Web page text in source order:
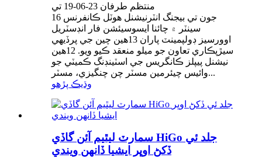
منتظم طرفان 23-06-19 تي
16 جون تي بيجنگ انٽرنيشنل هوٽل ڪانفرنس
سينٽر ۾ چائنا ايسوسيئشن فار انڊسٽريل
اوورسيز ڊولپمينٽ پاران 13هين چين جي پرڏيهي
سيڙپڪاري تعاون جو ميلو منعقد ڪيو ويو. 12هين
نيشنل پيپلز ڪانگريس جي اسٽينڊنگ ڪميٽي جو
وائيس چيئرمين مسٽر چن چنگيزي، مسٽر...
وڌيڪ پڙهو
سمارٽ ليٿيم آئن گاڏي HiGo جلد ئي
ڏکڻ اوڀر ايشيا ڏانهن ويندي